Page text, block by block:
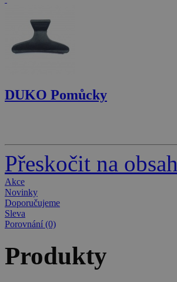
DUKO Pomůcky
Přeskočit na obsah
Akce
Novinky
Doporučujeme
Sleva
Porovnání (0)
Produkty